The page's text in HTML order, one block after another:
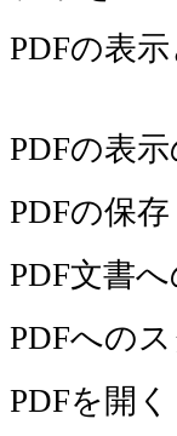
PDFの表
PDFの表
PDFの保存
PDF文書
PDFへの
PDFを開